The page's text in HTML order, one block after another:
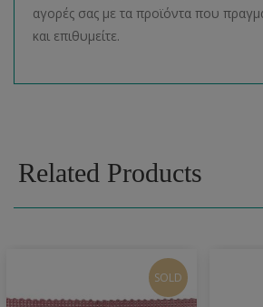
αγορές σας με τα προϊόντα που
και επιθυμείτε.
Related Products
SOLD